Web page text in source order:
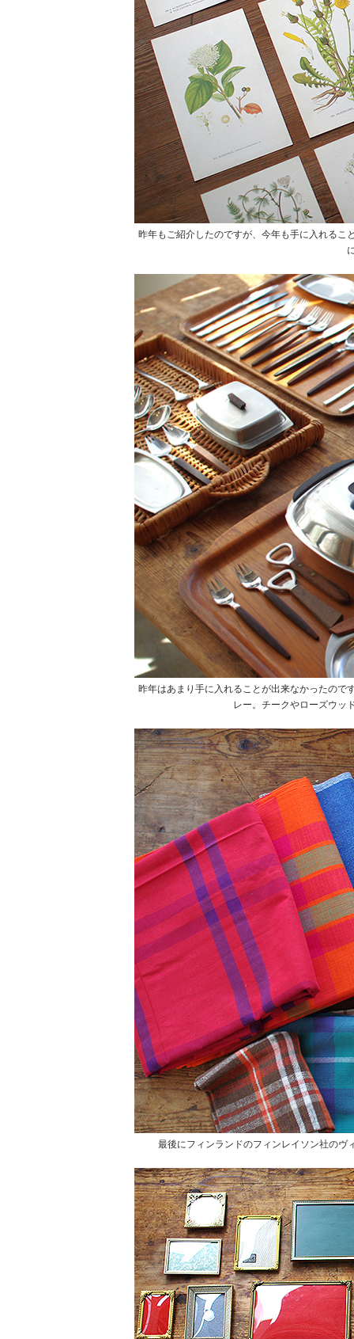
昨年もご紹介したのですが、今年も手に入れるこ
昨年はあまり手に入れることが出来なかったので
レー。チークやローズウッ
最後にフィンランドのフィンレイソン社の